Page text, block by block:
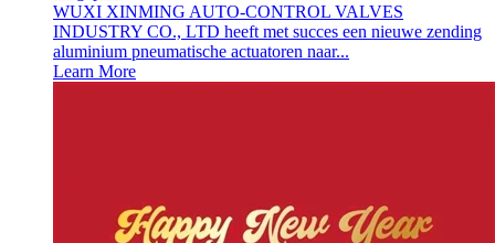
WUXI XINMING AUTO-CONTROL VALVES
INDUSTRY CO., LTD heeft met succes een nieuwe zending
aluminium pneumatische actuatoren naar...
Learn More